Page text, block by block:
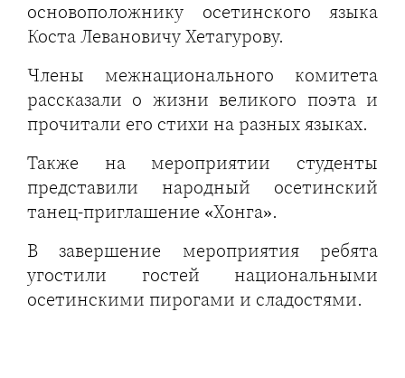
основоположнику осетинского языка
Коста Левановичу Хетагурову.
Члены межнационального комитета
рассказали о жизни великого поэта и
прочитали его стихи на разных языках.
Также на мероприятии студенты
представили народный осетинский
танец-приглашение «Хонга».
В завершение мероприятия ребята
угостили гостей национальными
осетинскими пирогами и сладостями.